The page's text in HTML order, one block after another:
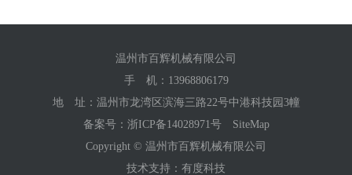
温州市百辉机械有限公司
手 机： 13968806179
地 址：温州市龙湾区滨海三路22号中港科技园3幢
备案号： 浙ICP备14028971号
SiteMap
Copyright © 温州市百辉机械有限公司
技术支持：有度科技